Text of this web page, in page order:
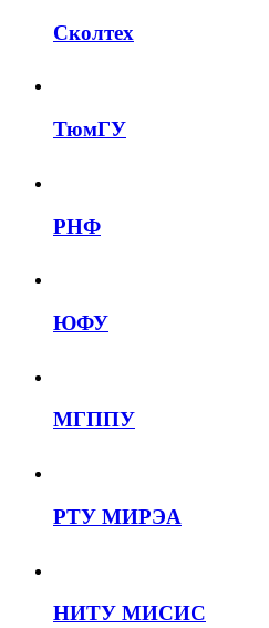
Сколтех
ТюмГУ
РНФ
ЮФУ
МГППУ
РТУ МИРЭА
НИТУ МИСИС